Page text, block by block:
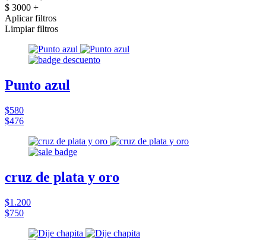
$ 3000 +
Aplicar filtros
Limpiar filtros
Punto azul
$580
$476
cruz de plata y oro
$1.200
$750